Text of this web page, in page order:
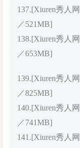
137.[Xiuren秀人
／521MB]
138.[Xiuren秀人
／653MB]
139.[Xiuren秀人
／825MB]
140.[Xiuren秀人
／741MB]
141.[Xiuren秀人